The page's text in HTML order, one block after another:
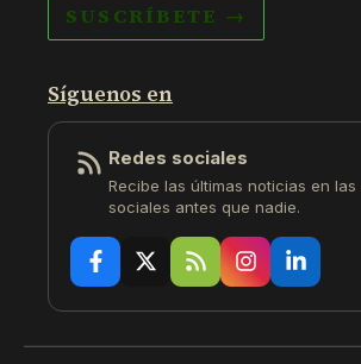
SUSCRÍBETE →
Síguenos en
Redes sociales
Recibe las últimas noticias en las
sociales antes que nadie.